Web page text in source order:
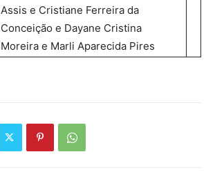
Assis e Cristiane Ferreira da
Conceição e Dayane Cristina
Moreira e Marli Aparecida Pires